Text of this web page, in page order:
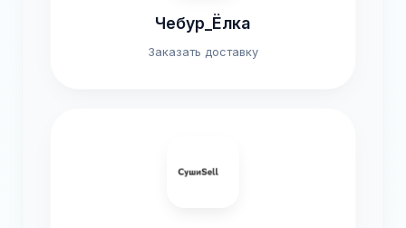
Чебур_Ёлка
Заказать доставку